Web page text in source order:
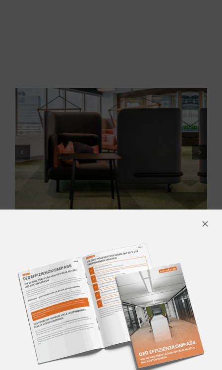
KONTAKTIEREN SIE UNS
Für mehr Informationen
kontaktieren Sie unser Team aus